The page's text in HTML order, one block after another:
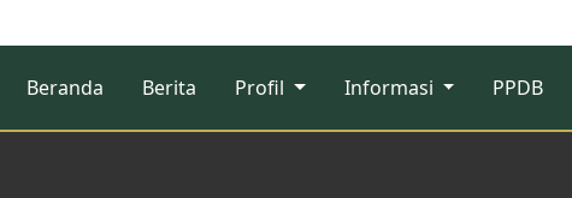
Beranda Berita Profil Informasi PPDB